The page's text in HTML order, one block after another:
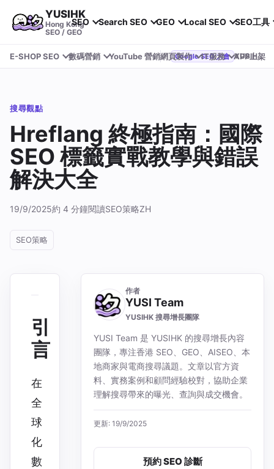
YUSIHK
Hong Kong
SEO / GEO
SEO Search SEO GEO Local SEO SEO工具
E-SHOP SEO 數碼營銷 YouTube 營銷網頁製作 IT服務 APP上架
Google SEO 大會 YUSIHK 近期參加 Google Search Central Live
搜尋觀點
Hreflang 終極指南：國際
SEO 標籤實戰教學與錯誤
解決大全
19/9/2025約 4 分鐘閱讀SEO策略ZH
SEO策略
引
言
在
全
球
化
數
作者
YUSI Team
YUSIHK 搜尋增長團隊
YUSI Team 是 YUSIHK 的搜尋增長內容
團隊，專注香港 SEO、GEO、AISEO、本
地商家與電商搜尋議題。文章以官方資
料、實務案例和顧問經驗校對，協助企業
理解搜尋帶來的曝光、查詢與成交機會。
更新: 19/9/2025
預約 SEO 診斷